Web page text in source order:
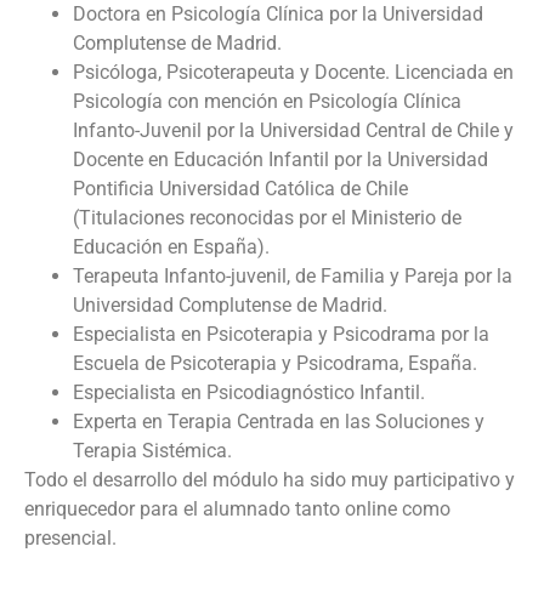
Doctora en Psicología Clínica por la Universidad
Complutense de Madrid.
Psicóloga, Psicoterapeuta y Docente. Licenciada en
Psicología con mención en Psicología Clínica
Infanto-Juvenil por la Universidad Central de Chile y
Docente en Educación Infantil por la Universidad
Pontificia Universidad Católica de Chile
(Titulaciones reconocidas por el Ministerio de
Educación en España).
Terapeuta Infanto-juvenil, de Familia y Pareja por la
Universidad Complutense de Madrid.
Especialista en Psicoterapia y Psicodrama por la
Escuela de Psicoterapia y Psicodrama, España.
Especialista en Psicodiagnóstico Infantil.
Experta en Terapia Centrada en las Soluciones y
Terapia Sistémica.
Todo el desarrollo del módulo ha sido muy participativo y
enriquecedor para el alumnado tanto online como
presencial.